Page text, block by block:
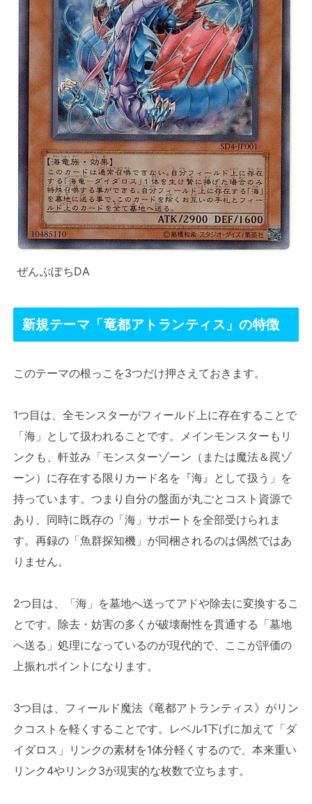
ぜんぶぼちDA
新規テーマ「竜都アトランティス」の特徴
このテーマの根っこを3つだけ押さえておきます。
1つ目は、全モンスターがフィールド上に存在することで
「海」として扱われることです。メインモンスターもリ
ンクも、軒並み「モンスターゾーン（または魔法＆罠ゾ
ーン）に存在する限りカード名を『海』として扱う」を
持っています。つまり自分の盤面が丸ごとコスト資源で
あり、同時に既存の「海」サポートを全部受けられま
す。再録の「魚群探知機」が同梱されるのは偶然ではあ
りません。
2つ目は、「海」を墓地へ送ってアドや除去に変換するこ
とです。除去・妨害の多くが破壊耐性を貫通する「墓地
へ送る」処理になっているのが現代的で、ここが評価の
上振れポイントになります。
3つ目は、フィールド魔法《竜都アトランティス》がリン
クコストを軽くすることです。レベル1下げに加えて「ダ
イダロス」リンクの素材を1体分軽くするので、本来重い
リンク4やリンク3が現実的な枚数で立ちます。